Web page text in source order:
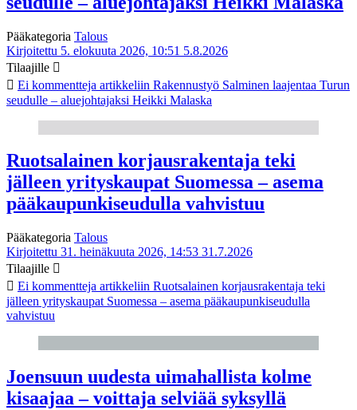
Pääkategoria Talous
Kirjoitettu 5. elokuuta 2026, 10:51 5.8.2026
Tilaajille
Ei kommentteja artikkeliin Rakennustyö Salminen laajentaa Turun
seudulle – aluejohtajaksi Heikki Malaska
Ruotsalainen korjausrakentaja teki
jälleen yrityskaupat Suomessa – asema
pääkaupunkiseudulla vahvistuu
Pääkategoria Talous
Kirjoitettu 31. heinäkuuta 2026, 14:53 31.7.2026
Tilaajille
Ei kommentteja artikkeliin Ruotsalainen korjausrakentaja teki
jälleen yrityskaupat Suomessa – asema pääkaupunkiseudulla
vahvistuu
Joensuun uudesta uimahallista kolme
kisaajaa – voittaja selviää syksyllä